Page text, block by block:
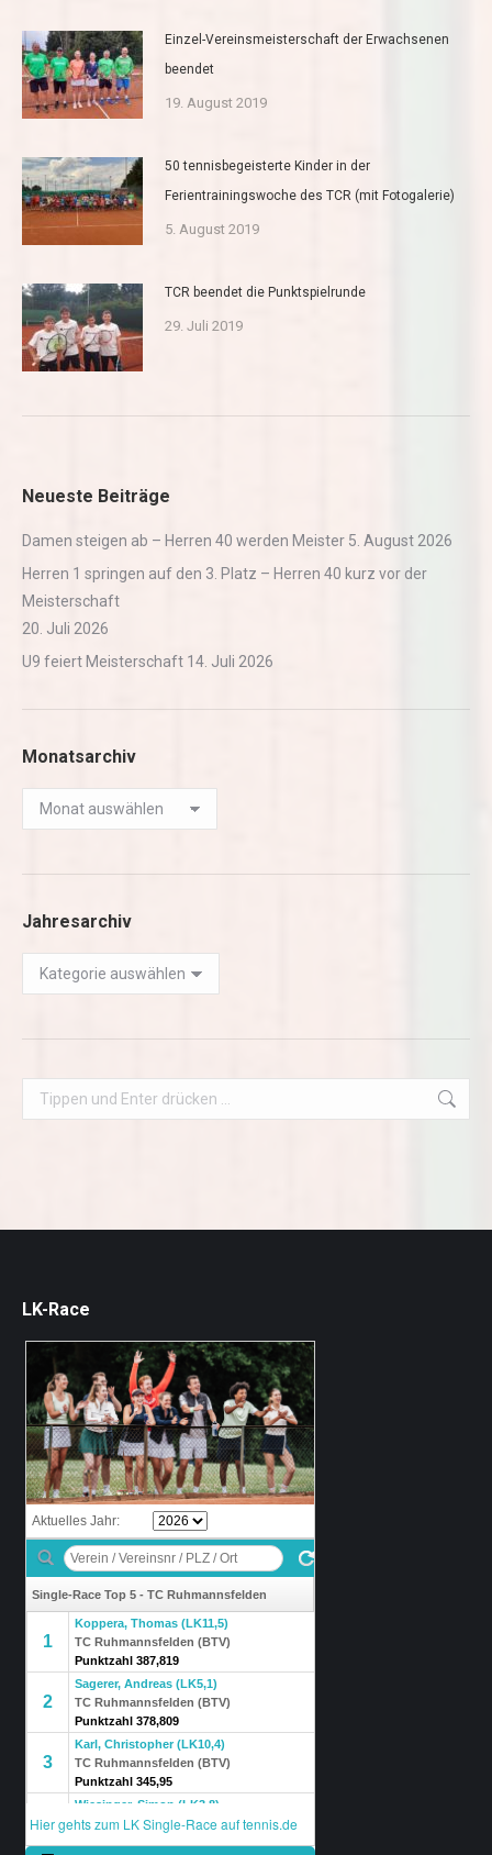
Einzel-Vereinsmeisterschaft der Erwachsenen
beendet
19. August 2019
50 tennisbegeisterte Kinder in der
Ferientrainingswoche des TCR (mit Fotogalerie)
5. August 2019
TCR beendet die Punktspielrunde
29. Juli 2019
Neueste Beiträge
Damen steigen ab – Herren 40 werden Meister 5. August 2026
Herren 1 springen auf den 3. Platz – Herren 40 kurz vor der
Meisterschaft
20. Juli 2026
U9 feiert Meisterschaft 14. Juli 2026
Monatsarchiv
Monatsarchiv
Jahresarchiv
Jahresarchiv
Search:
LK-Race